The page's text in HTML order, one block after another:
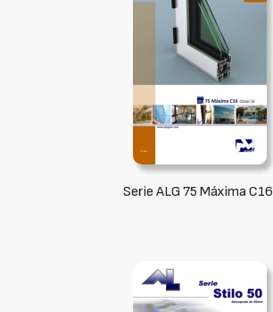
Serie ALG 75 Máxima C16